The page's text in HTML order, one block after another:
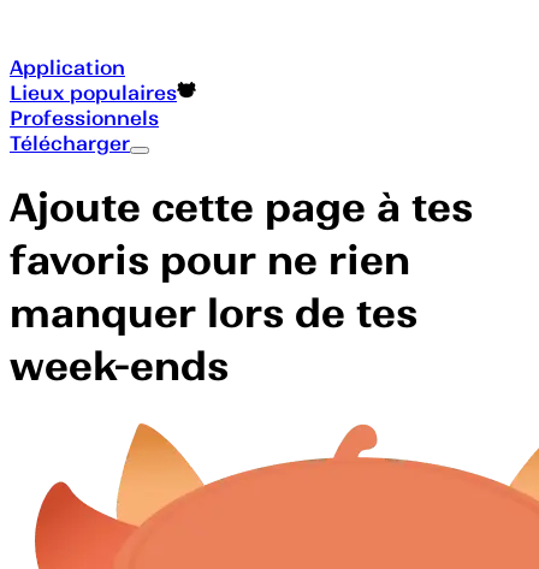
Application
Lieux populaires
Professionnels
Télécharger
Ajoute cette page à tes
favoris pour ne rien
manquer lors de tes
week-ends